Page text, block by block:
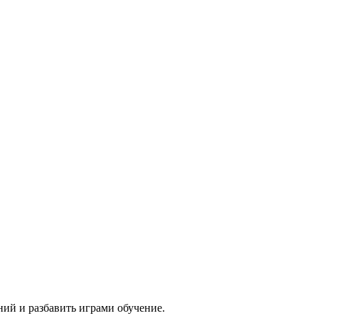
и разбавить играми обучение.